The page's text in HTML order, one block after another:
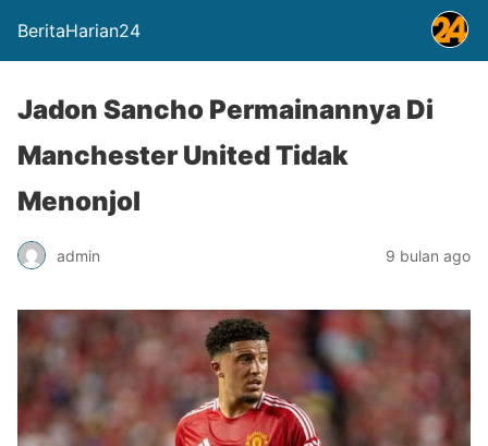
BeritaHarian24
Jadon Sancho Permainannya Di
Manchester United Tidak
Menonjol
admin 9 bulan ago